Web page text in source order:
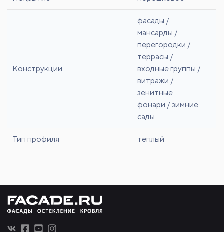
Конструкции
фасады /
мансарды /
перегородки /
террасы /
входные группы /
витражи /
зенитные
фонари / зимние
сады
Тип профиля теплый